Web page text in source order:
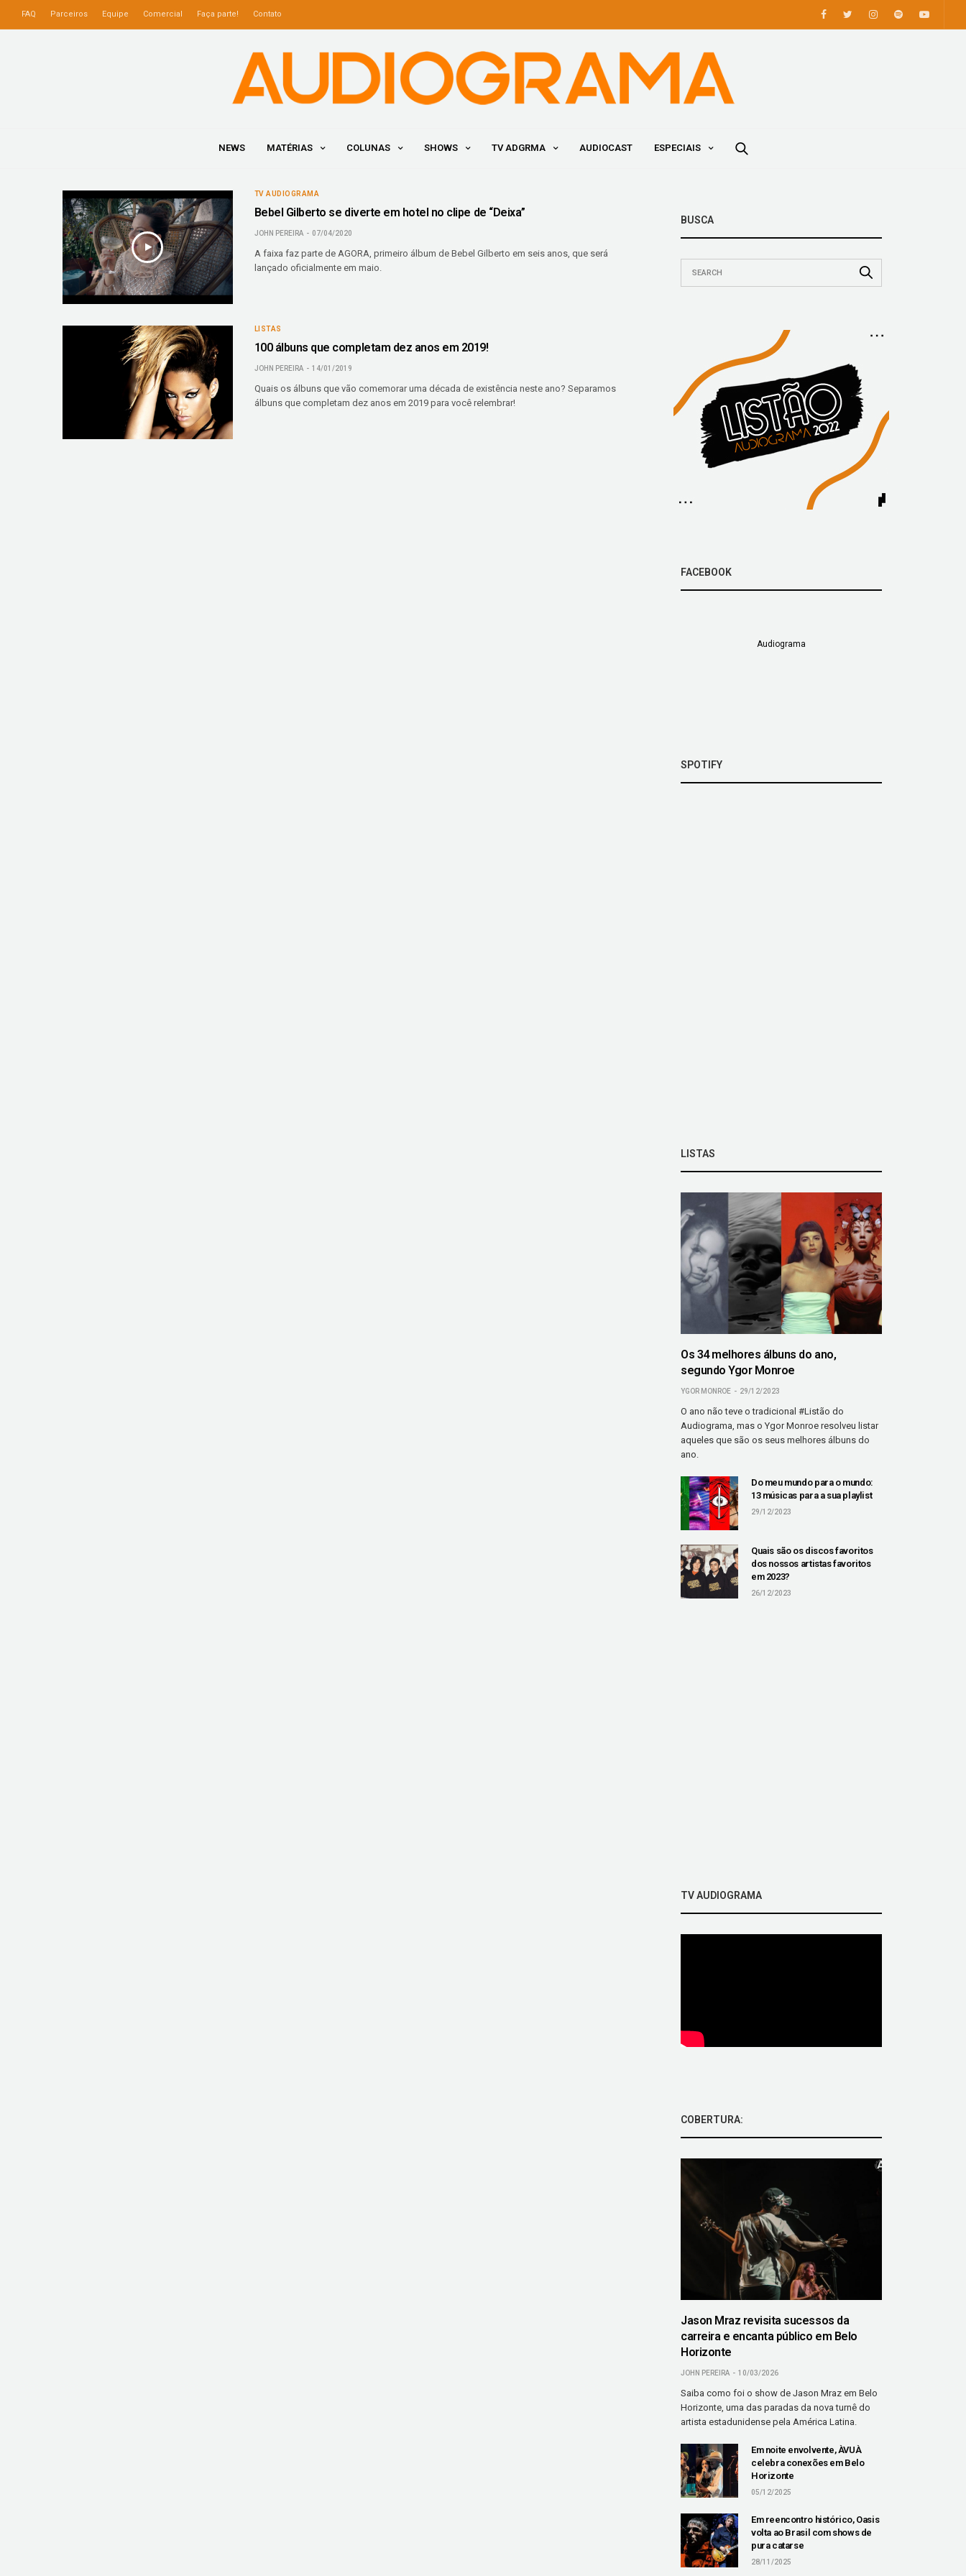
FAQ Parceiros Equipe Comercial Faça parte! Contato
NEWS MATÉRIAS COLUNAS SHOWS TV ADGRMA AUDIOCAST ESPECIAIS
TV AUDIOGRAMA
Bebel Gilberto se diverte em hotel no clipe de “Deixa”
JOHN PEREIRA 07/04/2020
A faixa faz parte de AGORA, primeiro álbum de Bebel Gilberto em seis anos, que será
lançado oficialmente em maio.
LISTAS
100 álbuns que completam dez anos em 2019!
JOHN PEREIRA 14/01/2019
Quais os álbuns que vão comemorar uma década de existência neste ano? Separamos
álbuns que completam dez anos em 2019 para você relembrar!
BUSCA
FACEBOOK
Audiograma
SPOTIFY
LISTAS
Os 34 melhores álbuns do ano,
segundo Ygor Monroe
YGOR MONROE 29/12/2023
O ano não teve o tradicional #Listão do
Audiograma, mas o Ygor Monroe resolveu listar
aqueles que são os seus melhores álbuns do
ano.
Do meu mundo para o mundo:
13 músicas para a sua playlist
29/12/2023
Quais são os discos favoritos
dos nossos artistas favoritos
em 2023?
26/12/2023
TV AUDIOGRAMA
COBERTURA:
Jason Mraz revisita sucessos da
carreira e encanta público em Belo
Horizonte
JOHN PEREIRA 10/03/2026
Saiba como foi o show de Jason Mraz em Belo
Horizonte, uma das paradas da nova turnê do
artista estadunidense pela América Latina.
Em noite envolvente, ÀVUÀ
celebra conexões em Belo
Horizonte
05/12/2025
Em reencontro histórico, Oasis
volta ao Brasil com shows de
pura catarse
28/11/2025